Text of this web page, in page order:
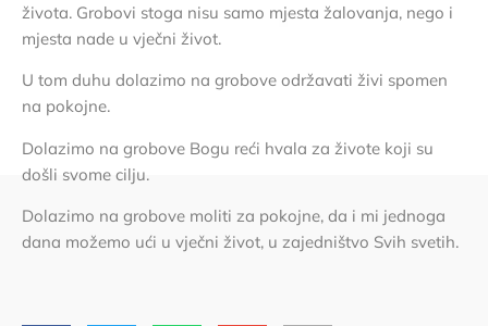
života. Grobovi stoga nisu samo mjesta žalovanja, nego i
mjesta nade u vječni život.
U tom duhu dolazimo na grobove održavati živi spomen
na pokojne.
Dolazimo na grobove Bogu reći hvala za živote koji su
došli svome cilju.
Dolazimo na grobove moliti za pokojne, da i mi jednoga
dana možemo ući u vječni život, u zajedništvo Svih svetih.